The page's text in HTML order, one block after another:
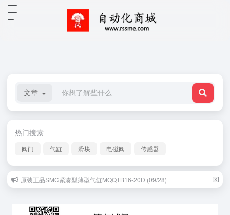
文章
热门搜索
阀门 气缸 滑块 电磁阀 传感器
原装正品SMC紧凑型薄型气缸MQQTB16-20D (09/28)